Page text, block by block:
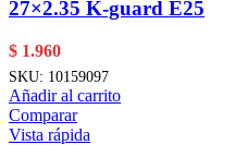
27×2.35 K-guard E25
$ 1.960
SKU: 10159097
Añadir al carrito
Comparar
Vista rápida